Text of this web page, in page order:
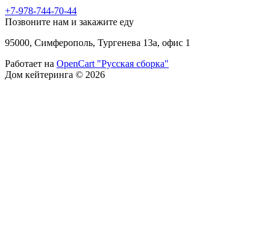
+7-978-744-70-44
Позвоните нам и закажите еду
95000, Симферополь, Тургенева 13а, офис 1
Работает на OpenCart "Русская сборка"
Дом кейтеринга © 2026